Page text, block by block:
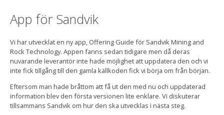
App för Sandvik
Vi har utvecklat en ny app, Offering Guide för Sandvik Mining and
Rock Technology. Appen fanns sedan tidigare men då deras
nuvarande leverantör inte hade möjlighet att uppdatera den och vi
inte fick tillgång till den gamla källkoden fick vi börja om från början.
Eftersom man hade bråttom att få ut den med nu och uppdaterad
information blev den första versionen lite enklare. Vi diskuterar
tillsammans Sandvik om hur den ska utvecklas i nästa steg.